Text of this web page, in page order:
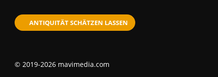
ANTIQUITÄT SCHÄTZEN LASSEN
© 2019-2026 mavimedia.com